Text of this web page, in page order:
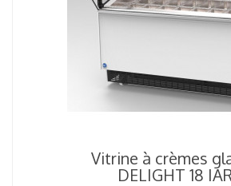
Vitrine à crèmes
DELIGHT 18